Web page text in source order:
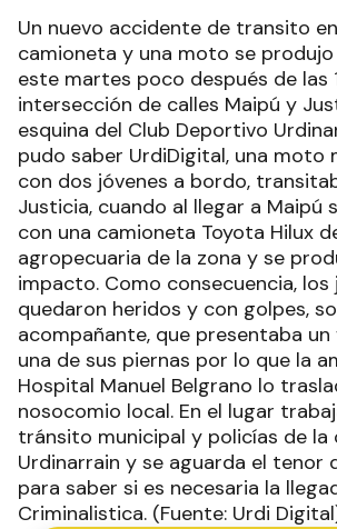
Un nuevo accidente de transito
camioneta y una moto se
este martes poco después de las
intersección de calles Maipú y
esquina del Club Deportivo
pudo saber UrdiDigital, una moto
con dos jóvenes a bordo,
Justicia, cuando al llegar a Maipú
con una camioneta Toyota Hilux
agropecuaria de la zona y se
impacto. Como consecuencia, los
quedaron heridos y con golpes,
acompañante, que presentaba
una de sus piernas por lo que la
Hospital Manuel Belgrano lo
nosocomio local. En el lugar
tránsito municipal y policías de la
Urdinarrain y se aguarda el tenor
para saber si es necesaria la
Criminalistica. (Fuente: Urdi